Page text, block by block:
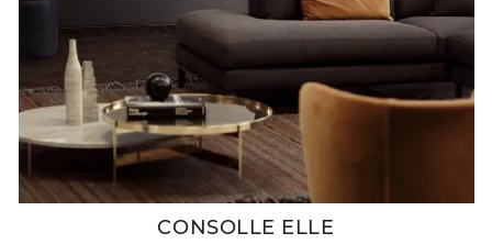
CONSOLLE ELLE